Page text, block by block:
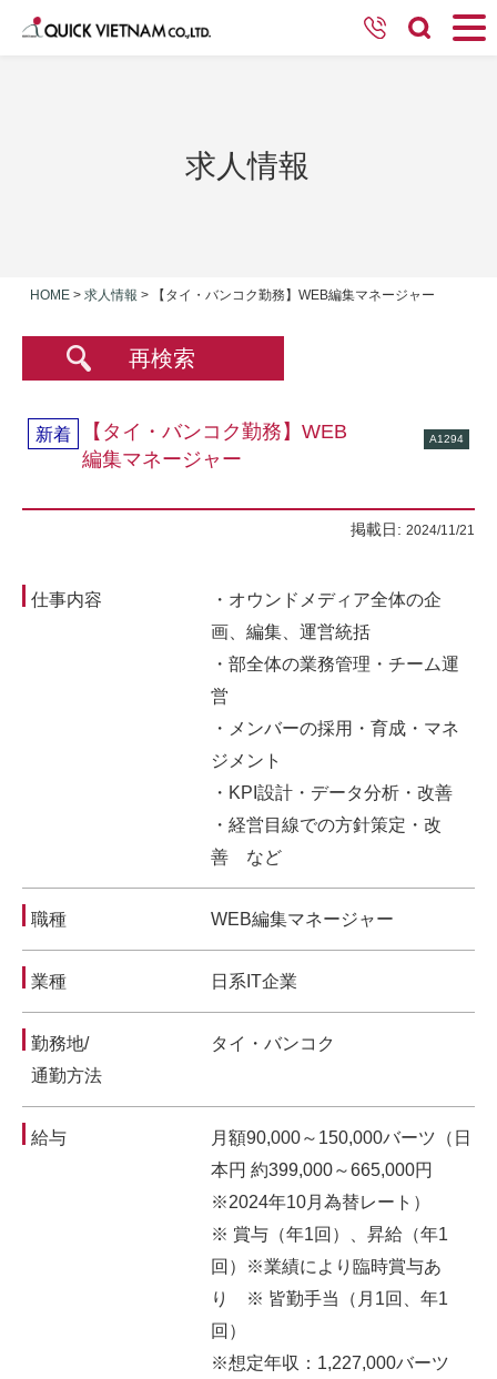
求人情報
HOME > 求人情報 > 【タイ・バンコク勤務】WEB編集マネージャー
再検索
新着
【タイ・バンコク勤務】WEB
編集マネージャー
A1294
掲載日: 2024/11/21
仕事内容
・オウンドメディア全体の企
画、編集、運営統括
・部全体の業務管理・チーム運
営
・メンバーの採用・育成・マネ
ジメント
・KPI設計・データ分析・改善
・経営目線での方針策定・改
善 など
職種 WEB編集マネージャー
業種 日系IT企業
勤務地/
通勤方法
タイ・バンコク
給与
月額90,000～150,000バーツ（日
本円 約399,000～665,000円
※2024年10月為替レート）
※ 賞与（年1回）、昇給（年1
回）※業績により臨時賞与あ
り ※ 皆勤手当（月1回、年1
回）
※想定年収：1,227,000バーツ